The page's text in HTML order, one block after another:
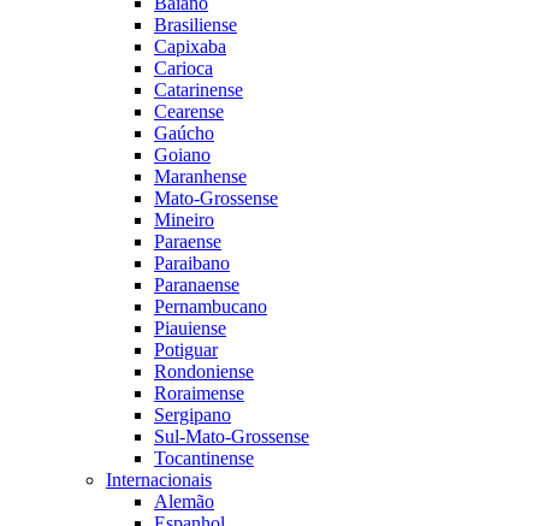
Brasiliense
Capixaba
Carioca
Catarinense
Cearense
Gaúcho
Goiano
Maranhense
Mato-Grossense
Mineiro
Paraense
Paraibano
Paranaense
Pernambucano
Piauiense
Potiguar
Rondoniense
Roraimense
Sergipano
Sul-Mato-Grossense
Tocantinense
Internacionais
Alemão